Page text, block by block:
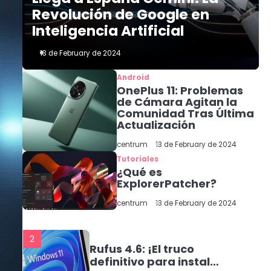
Revolución de Google en
Inteligencia Artificial
13 de February de 2024
Android
OnePlus 11: Problemas
de Cámara Agitan la
Comunidad Tras Última
Actualización
centrum
13 de February de 2024
Tutoriales
¿Qué es
ExplorerPatcher?
centrum 13 de February de 2024
Chat IA con RTX: Un
Avance Local para
centrum
5
Llega a España Gemini:
La Revolución de
Google en Inteligencia
Artificial
1
Nuevos procesadores
Intel: ¡Conoce los Core
Ultra 200S con IA
integrada!
centrum
definitivo para instalar
Windows 11 en tu PC no
compatible!
centrum